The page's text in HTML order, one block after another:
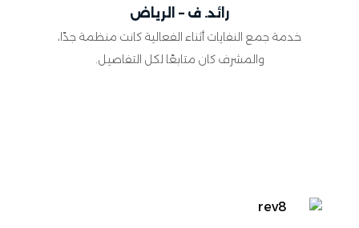
رائد. ف – الرياض
خدمة جمع النفايات أثناء الفعالية كانت منظمة جدًا،
والمشرف كان متابعًا لكل التفاصيل.